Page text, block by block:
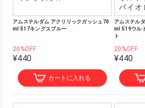
アムステルダム アクリリックガッシュ70
ml 517キングスブルー
20%OFF
¥440
カートに入れる
アムステル
ml 519ウル
ト
20%OFF
¥440